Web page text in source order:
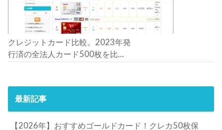
クレジットカード比較。2023年発
行済の全法人カード500枚を比
最新記事
【2026年】おすすめゴールドカード！クレカ50枚保